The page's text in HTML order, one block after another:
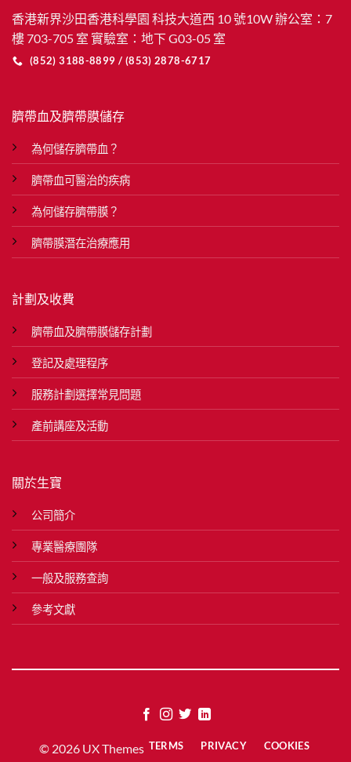
香港新界沙田香港科學園 科技大道西 10 號10W 辦公室：7
樓 703-705 室 實驗室：地下 G03-05 室
(852) 3188-8899 / (853) 2878-6717
臍帶血及臍帶膜儲存
為何儲存臍帶血？
臍帶血可醫治的疾病
為何儲存臍帶膜？
臍帶膜潛在治療應用
計劃及收費
臍帶血及臍帶膜儲存計劃
登記及處理程序
服務計劃選擇常見問題
產前講座及活動
關於生寶
公司簡介
專業醫療團隊
一般及服務查詢
參考文獻
© 2026 UX Themes TERMS PRIVACY COOKIES